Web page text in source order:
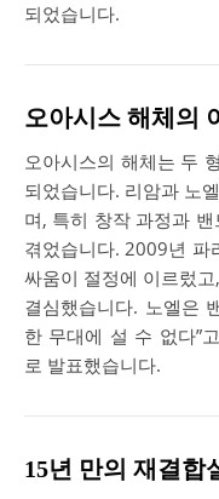
되었습니다.
오아시스 해체의
오아시스의 해체는 두
되었습니다. 리암과 노
며, 특히 창작 과정과
겪었습니다. 2009년 파
싸움이 절정에 이르렀
결심했습니다. 노엘은
한 무대에 설 수 없다”
로 발표했습니다.
15년 만의 재결합